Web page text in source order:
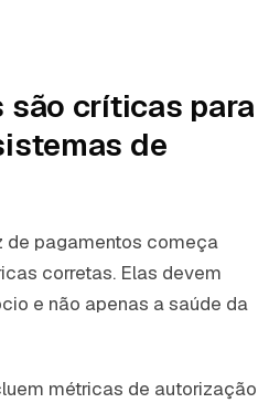
são críticas para
de
de pagamentos começa
corretas. Elas devem
e não apenas a saúde da
métricas de autorização